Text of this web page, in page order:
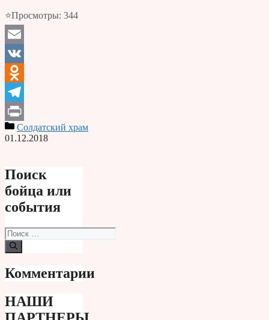
⭐Просмотры: 344
Email
VK
Odnoklassniki
Telegram
PrintСолдатский храм
01.12.2018
Поиск
бойца или
события
Поиск:
Комментарии
НАШИ